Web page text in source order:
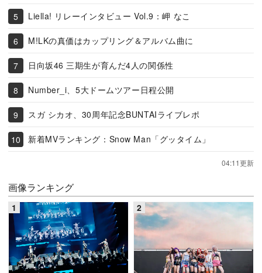
Liella! リレーインタビュー Vol.9：岬 なこ
M!LKの真価はカップリング＆アルバム曲に
日向坂46 三期生が育んだ4人の関係性
Number_i、5大ドームツアー日程公開
スガ シカオ、30周年記念BUNTAIライブレポ
新着MVランキング：Snow Man「グッタイム」
04:11更新
画像ランキング